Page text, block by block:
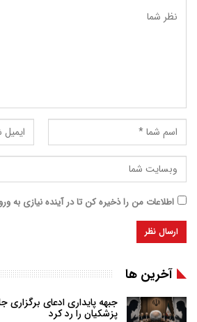
اطلاعات من را ذخیره کن تا در آینده نیازی به
آخرین ها
جبهه پایداری ادعای برگزاری
پزشکیان را رد کرد